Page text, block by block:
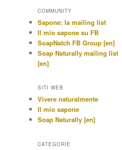
COMMUNITY
Sapone: la mailing list
Il mio sapone su FB
SoapNatch FB Group [en]
Soap Naturally mailing list
[en]
SITI WEB
Vivere naturalmente
Il mio sapone
Soap Naturally [en]
CATEGORIE